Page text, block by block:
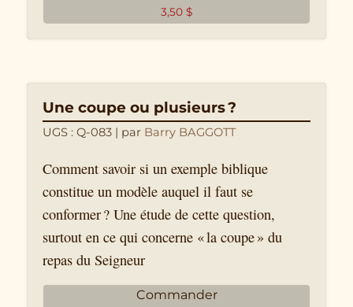
3,50 $
Une coupe ou plusieurs ?
UGS : Q-083 | par Barry BAGGOTT
Comment savoir si un exemple biblique
constitue un modèle auquel il faut se
conformer ? Une étude de cette question,
surtout en ce qui concerne « la coupe » du
repas du Seigneur
Commander